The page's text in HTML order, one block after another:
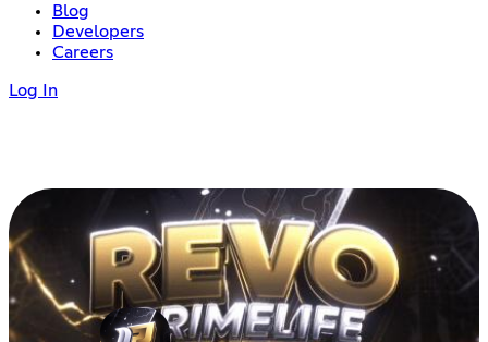
Blog
Developers
Careers
Log In